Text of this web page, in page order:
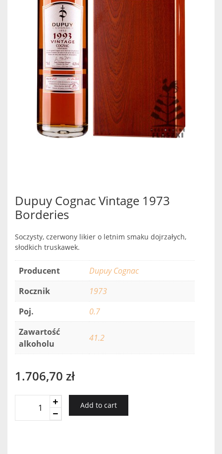
Dupuy Cognac Vintage 1973
Borderies
Soczysty, czerwony likier o letnim smaku dojrzałych,
słodkich truskawek.
Producent
Dupuy Cognac
Rocznik
1973
Poj.
0.7
Zawartość
alkoholu
41.2
1.706,70 zł
Cognac
Add to cart